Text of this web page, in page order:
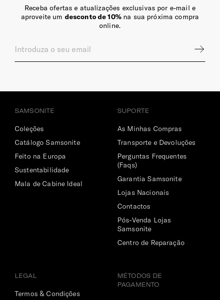
Porta-Chaves
Sim
Receba ofertas e atualizações exclusivas por e-mail e
aproveite um desconto de 10%na sua próxima compra
online.
SAMSONITE
Coleções
Catálogo Samsonite
Feito na Europa
Sustentabilidade
Mala de Cabine Ideal
SUPORTE
As Minhas Compras
Transporte e Devoluções
Perguntas Frequentes
(Faqs)
Garantia Samsonite
Lojas Nacionais
Contactos
Pós-Venda Lojas
Samsonite
Centro de Reparação
LEGAL
Termos & Condições
MÉTODOS DE
PAGAMENTO